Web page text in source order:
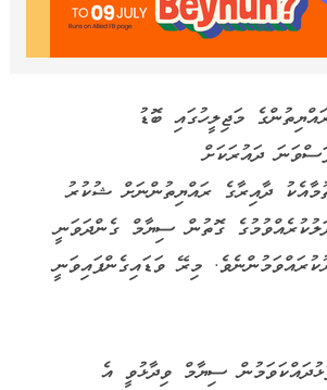
މަޖިލީހުގައި ބޮޑު
ދައުރަކަށް
ދާއިރާގެ ރައްޔިތުންނަށް ޝުކުރު
ގޮތުން ސިޔާމް ގެންދަވަނީ
މިރޭ ވަޑައިގެންފައިވަނީ
ސިޔާމް ވިދާޅުވީ އެ